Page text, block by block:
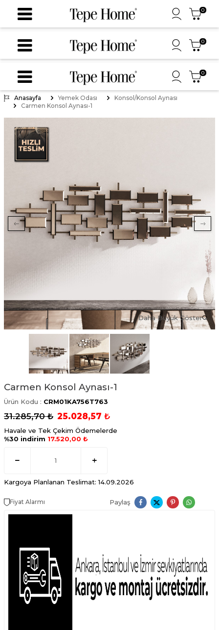
0
0
0
Anasayfa Yemek Odası
Konsol/Konsol Aynası
Carmen Konsol Aynası-1
Daha Büyük Göster
Carmen Konsol Aynası-1
Ürün Kodu : CRM01KA756T763
31.285,70₺ 25.028,57 ₺
Havale ve Tek Çekim Ödemelerde
%30 indirim 17.520,00 ₺
Kargoya Planlanan Teslimat: 14.09.2026
Fiyat Alarmı Paylaş